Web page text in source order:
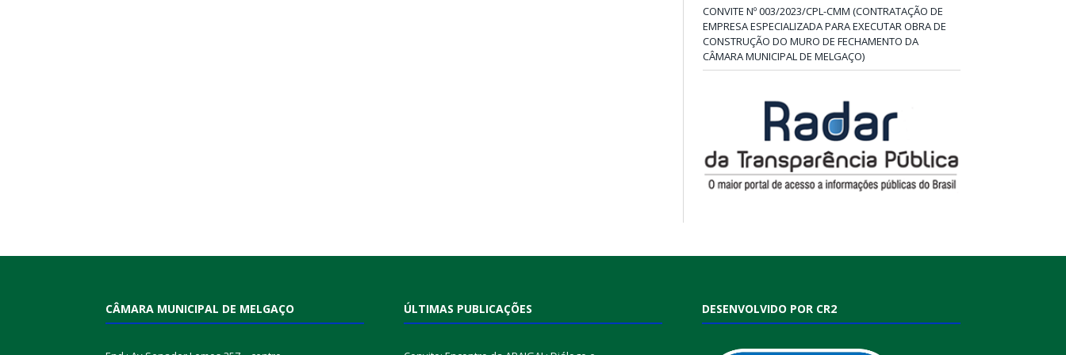
CONVITE Nº 003/2023/CPL-CMM (CONTRATAÇÃO DE
EMPRESA ESPECIALIZADA PARA EXECUTAR OBRA DE
CONSTRUÇÃO DO MURO DE FECHAMENTO DA
CÂMARA MUNICIPAL DE MELGAÇO)
CÂMARA MUNICIPAL DE MELGAÇO ÚLTIMAS PUBLICAÇÕES DESENVOLVIDO POR CR2